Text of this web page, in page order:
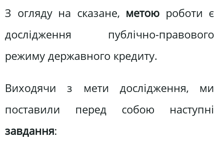
З огляду на сказане, метою роботи є
дослідження публічно-правового
режиму державного кредиту.
Виходячи з мети дослідження, ми
поставили перед собою наступні
завдання: